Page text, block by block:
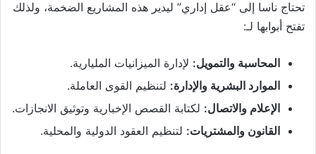
تحتاج ناسا إلى “عقل إداري” ليدير هذه المشاريع الضخمة، ولذلك
تفتح أبوابها لـ:
المحاسبة والتمويل: لإدارة الميزانيات المليارية.
الموارد البشرية والإدارة: لتنظيم القوى العاملة.
الإعلام والاتصال: لكتابة القصص الإخبارية وتوثيق الانجازات.
القانون والمشتريات: لتنظيم العقود الدولية والمحلية.